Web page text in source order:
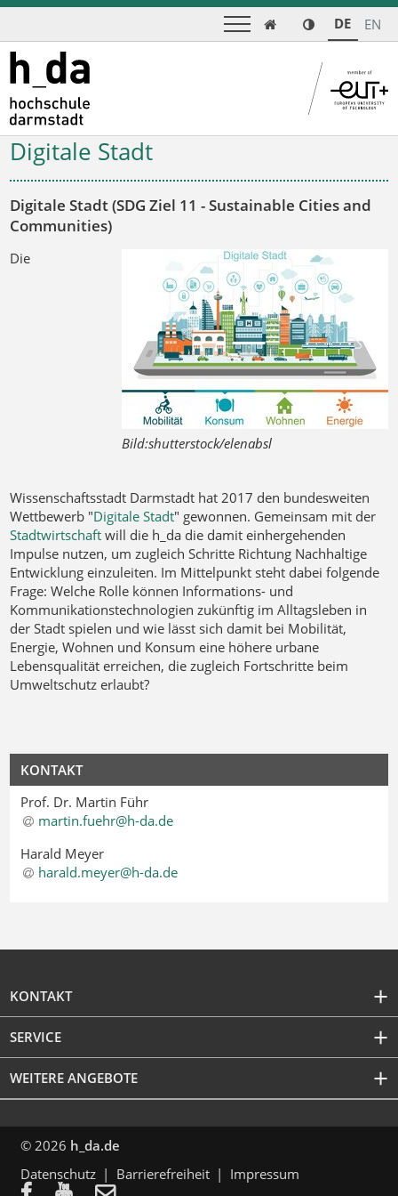
 DE EN
Digitale Stadt
Digitale Stadt (SDG Ziel 11 - Sustainable Cities and
Communities)
Bild:shutterstock/elenabsl
Die
Wissenschaftsstadt Darmstadt hat 2017 den bundesweiten
Wettbewerb "Digitale Stadt" gewonnen. Gemeinsam mit der
Stadtwirtschaft will die h_da die damit einhergehenden
Impulse nutzen, um zugleich Schritte Richtung Nachhaltige
Entwicklung einzuleiten. Im Mittelpunkt steht dabei folgende
Frage: Welche Rolle können Informations- und
Kommunikationstechnologien zukünftig im Alltagsleben in
der Stadt spielen und wie lässt sich damit bei Mobilität,
Energie, Wohnen und Konsum eine höhere urbane
Lebensqualität erreichen, die zugleich Fortschritte beim
Umweltschutz erlaubt?
KONTAKT
Prof. Dr. Martin Führ
martin.fuehr@h-da.de
Harald Meyer
harald.meyer@h-da.de
KONTAKT
SERVICE
WEITERE ANGEBOTE
© 2026 h_da.de
Datenschutz
Barrierefreiheit Impressum